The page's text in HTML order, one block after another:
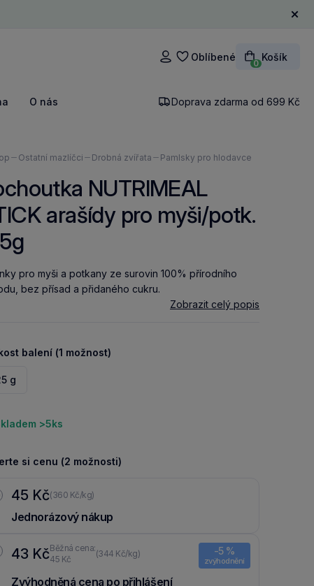
Přihlášení
Oblíbené
0
Košík
O nás Doprava zdarma od 699 Kč
Ostatní mazlíčci Drobná zvířata Pamlsky pro hlodavce
NUTRIMEAL
arašídy pro myši/potk.
pro myši a potkany ze surovin 100% přírodního
bez přísad a přidaného cukru.
Zobrazit celý popis
balení (1 možnost)
g
>5ks
si cenu (2 možnosti)
45 Kč(360 Kč/kg)
Jednorázový nákup
43 KčBěžná cena:
45 Kč
(344 Kč/kg) -5 %
zvýhodnění
Zvýhodněná cena po přihlášení